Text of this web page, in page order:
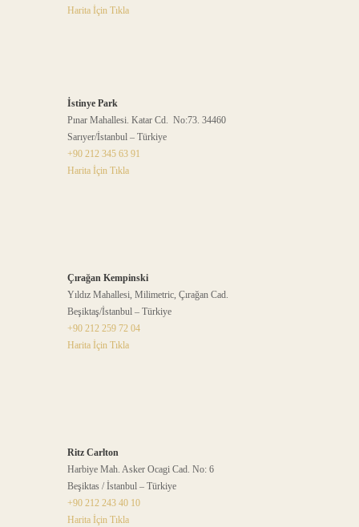
Harita İçin Tıkla
İstinye Park
Pınar Mahallesi. Katar Cd. No:73. 34460
Sarıyer/İstanbul – Türkiye
+90 212 345 63 91
Harita İçin Tıkla
Çırağan Kempinski
Yıldız Mahallesi, Milimetric, Çırağan Cad.
Beşiktaş/İstanbul – Türkiye
+90 212 259 72 04
Harita İçin Tıkla
Ritz Carlton
Harbiye Mah. Asker Ocagi Cad. No: 6
Beşiktas / İstanbul – Türkiye
+90 212 243 40 10
Harita İçin Tıkla